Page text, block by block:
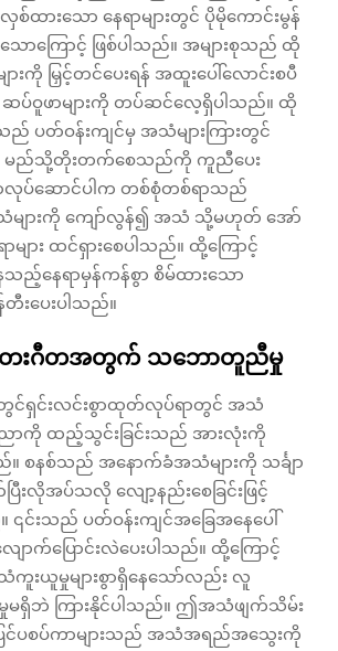
ထားသော နေရာများတွင် ပိုမိုကောင်းမွန်
သောကြောင့် ဖြစ်ပါသည်။ အများစုသည် ထို
းကို မြှင့်တင်ပေးရန် အထူးပေါ်လောင်းစပီ
ပ်ဝူဖာများကို တပ်ဆင်လေ့ရှိပါသည်။ ထို
ည် ပတ်ဝန်းကျင်မှ အသံများကြားတွင်
မည်သို့တိုးတက်စေသည်ကို ကူညီပေး
လုပ်ဆောင်ပါက တစ်စုံတစ်ရာသည်
များကို ကျော်လွန်၍ အသံ သို့မဟုတ် အော်
များ ထင်ရှားစေပါသည်။ ထို့ကြောင့်
ည့်နေရာမှန်ကန်စွာ စိမ်ထားသော
ပေးပါသည်။
ေးဂီတအတွက် သဘောတူညီမှု
တွင်ရှင်းလင်းစွာထုတ်လုပ်ရာတွင် အသံ
ညာကို ထည့်သွင်းခြင်းသည် အားလုံးကို
။ စနစ်သည် အနောက်ခံအသံများကို သင်္ချာ
ြီးလိုအပ်သလို လျော့နည်းစေခြင်းဖြင့်
င်းသည် ပတ်ဝန်းကျင်အခြေအနေပေါ်
က်ပြောင်းလဲပေးပါသည်။ ထို့ကြောင့်
ကူးယူမှုများစွာရှိနေသော်လည်း လူ
မှုမရှိဘဲ ကြားနိုင်ပါသည်။ ဤအသံဖျက်သိမ်း
ြင်ပစပ်ကာများသည် အသံအရည်အသွေးကို